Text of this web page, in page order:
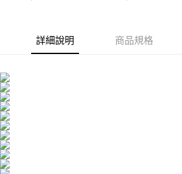
２．關於個人資料處理事宜，請瀏覽以下網址：
https://aftee.tw/terms/#terms3
付款後7-11取貨
人我最大節目 小布老
師推薦
詳細說明 商品規格